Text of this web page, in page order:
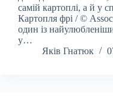
самій картоплі, а й у
Картопля фрі / ©
один із
у…
Яків Гнатюк